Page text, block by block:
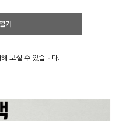
기
보실 수 있습니다.